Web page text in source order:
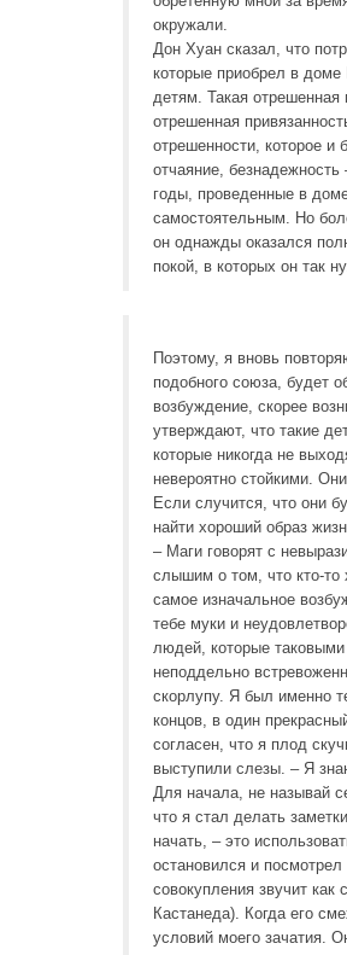
окружали.
Дон Хуан сказал, что
которые приобрел в доме
детям. Такая
отрешенная
отрешенности, которое
отчаяние,
годы, проведенные в
самостоятельным. Но
он однажды оказался
покой, в которых он так
Поэтому, я вновь
подобного союза, будет
возбуждение, скорее
утверждают, что такие
которые никогда не
невероятно стойкими.
Если случится, что они
найти хороший образ
– Маги говорят с
слышим о том, что кто-то
самое изначальное
тебе муки и
людей, которые
неподдельно
скорлупу. Я был именно
концов, в один
согласен, что я плод
выступили слезы. – Я
Для начала, не называй
что я стал делать
начать, – это
остановился и
совокупления звучит
Кастанеда). Когда его
условий моего зачатия.